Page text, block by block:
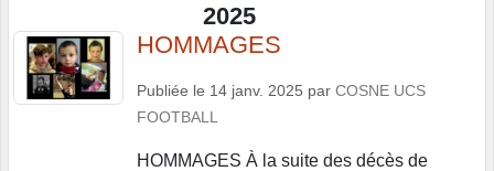
2025
HOMMAGES
Publiée le 14 janv. 2025 par COSNE UCS
FOOTBALL
HOMMAGES À la suite des décès de